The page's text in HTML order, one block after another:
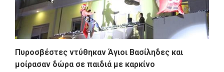
Πυροσβέστες ντύθηκαν Άγιοι Βασίληδες και
μοίρασαν δώρα σε παιδιά με καρκίνο